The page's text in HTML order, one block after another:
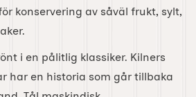
konservering av såväl frukt, sylt,
i en pålitlig klassiker. Kilners
har en historia som går tillbaka